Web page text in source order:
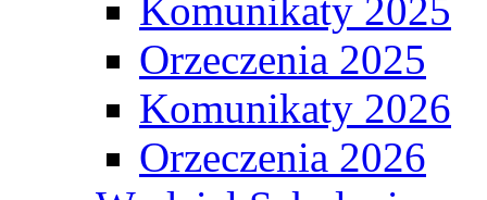
Komunikaty 2025
Orzeczenia 2025
Komunikaty 2026
Orzeczenia 2026